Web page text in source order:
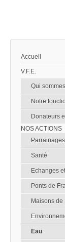
Accueil
V.F.E.
Qui
Notre
Donateurs
NOS ACTIONS
Parrainages
Santé
Echanges
Ponts de
Maisons
Eau